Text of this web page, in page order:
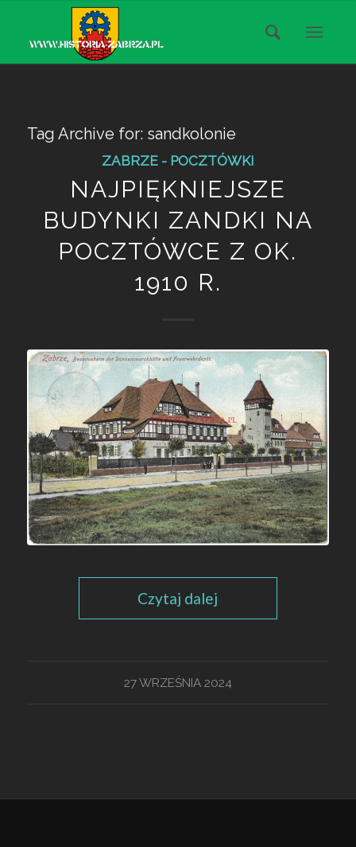
Tag Archive for: sandkolonie
ZABRZE - POCZTÓWKI
NAJPIĘKNIEJSZE
BUDYNKI ZANDKI NA
POCZTÓWCE Z OK.
1910 R.
Czytaj dalej
27 WRZEŚNIA 2024